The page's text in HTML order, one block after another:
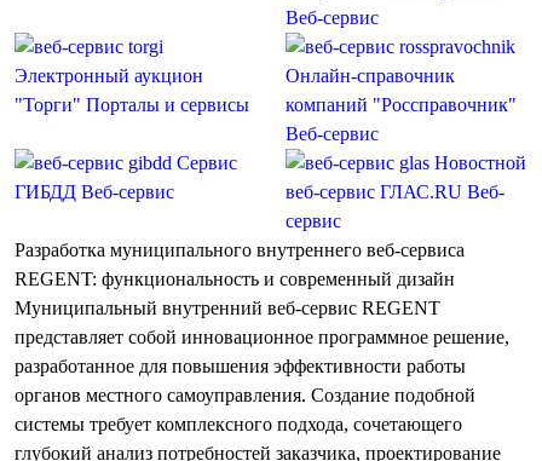
Веб-сервис
Электронный аукцион
"Торги" Порталы и сервисы
Онлайн-справочник
компаний "Россправочник"
Веб-сервис
Сервис
ГИБДД Веб-сервис
Новостной
веб-сервис ГЛАС.RU Веб-
сервис
Разработка муниципального внутреннего веб-сервиса
REGENT: функциональность и современный дизайн
Муниципальный внутренний веб-сервис REGENT
представляет собой инновационное программное решение,
разработанное для повышения эффективности работы
органов местного самоуправления. Создание подобной
системы требует комплексного подхода, сочетающего
глубокий анализ потребностей заказчика, проектирование